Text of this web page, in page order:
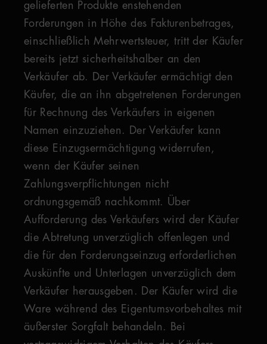
gelieferten Produkte enstehenden
Forderungen in Höhe des Fakturenbetrages,
einschließlich Mehrwertsteuer, tritt der Käufer
bereits jetzt sicherheitshalber an den
Verkäufer ab. Der Verkäufer ermächtigt den
Käufer, die an ihn abgetretenen Forderungen
für Rechnung des Verkäufers in eigenen
Namen einzuziehen. Der Verkäufer kann
diese Einzugsermächtigung widerrufen,
wenn der Käufer seinen
Zahlungsverpflichtungen nicht
ordnungsgemäß nachkommt. Über
Aufforderung des Verkäufers wird der Käufer
die Abtretung unverzüglich offenlegen und
die für den Forderungseinzug erforderlichen
Auskünfte und Unterlagen unverzüglich dem
Verkäufer herausgeben. Der Käufer wird die
Ware während des Eigentumsvorbehaltes mit
äußerster Sorgfalt behandeln. Bei